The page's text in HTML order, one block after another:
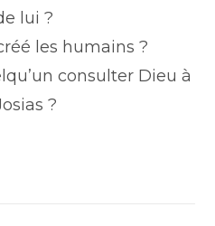
lui ?
les humains ?
consulter Dieu à
?